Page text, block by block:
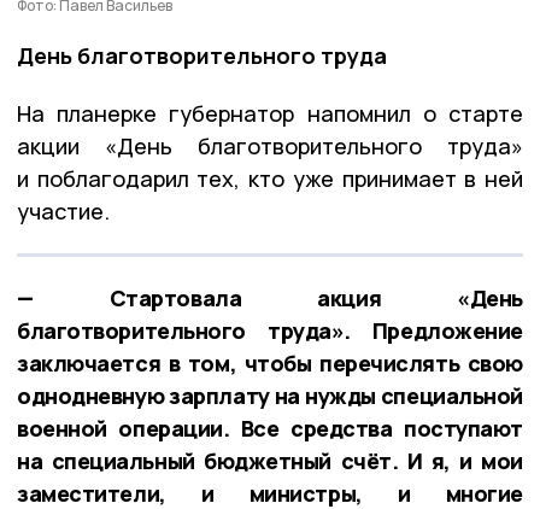
Фото: Павел Васильев
День благотворительного труда
На планерке губернатор напомнил о старте
акции «День благотворительного труда»
и поблагодарил тех, кто уже принимает в ней
участие.
— Стартовала акция «День
благотворительного труда». Предложение
заключается в том, чтобы перечислять свою
однодневную зарплату на нужды специальной
военной операции. Все средства поступают
на специальный бюджетный счёт. И я, и мои
заместители, и министры, и многие